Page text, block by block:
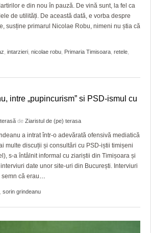
DOMNULUI
e din nou în pauză. De vină sunt, la fel ca
de utilități. De această dată, e vorba despre
susține primarul Nicolae Robu, nimeni nu știa că
intarzieri nicolae robu Primaria Timisoara retele
intre „pupincurism” si PSD-ismul cu
de Ziaristul de (pe) terasa
a intrat într-o adevărată ofensivă mediatică
multe discuții și consultări cu PSD-iștii timișeni
s-a întâlnit informal cu ziariștii din Timișoara și
date unor site-uri din București. Interviuri
că erau…
sorin grindeanu